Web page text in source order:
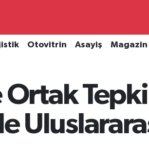
Otovitrin Asayiş Magazin
Ortak